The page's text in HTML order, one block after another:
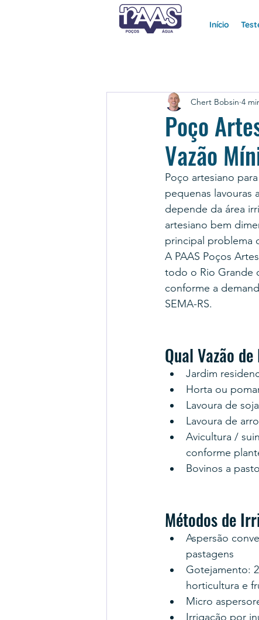
Início
Poço
Vazão
Chert Bobsin 4
Poço artesiano
pequenas lavouras
depende da área
artesiano bem
principal problema
A PAAS Poços
todo o Rio Grande
conforme a
SEMA-RS.
Qual Vazão
Jardim
Horta ou
Lavoura de
Lavoura de
Avicultura /
conforme
Bovinos a
Métodos de
Aspersão
pastagens
Gotejamento:
horticultura e
Micro
Irrigação por